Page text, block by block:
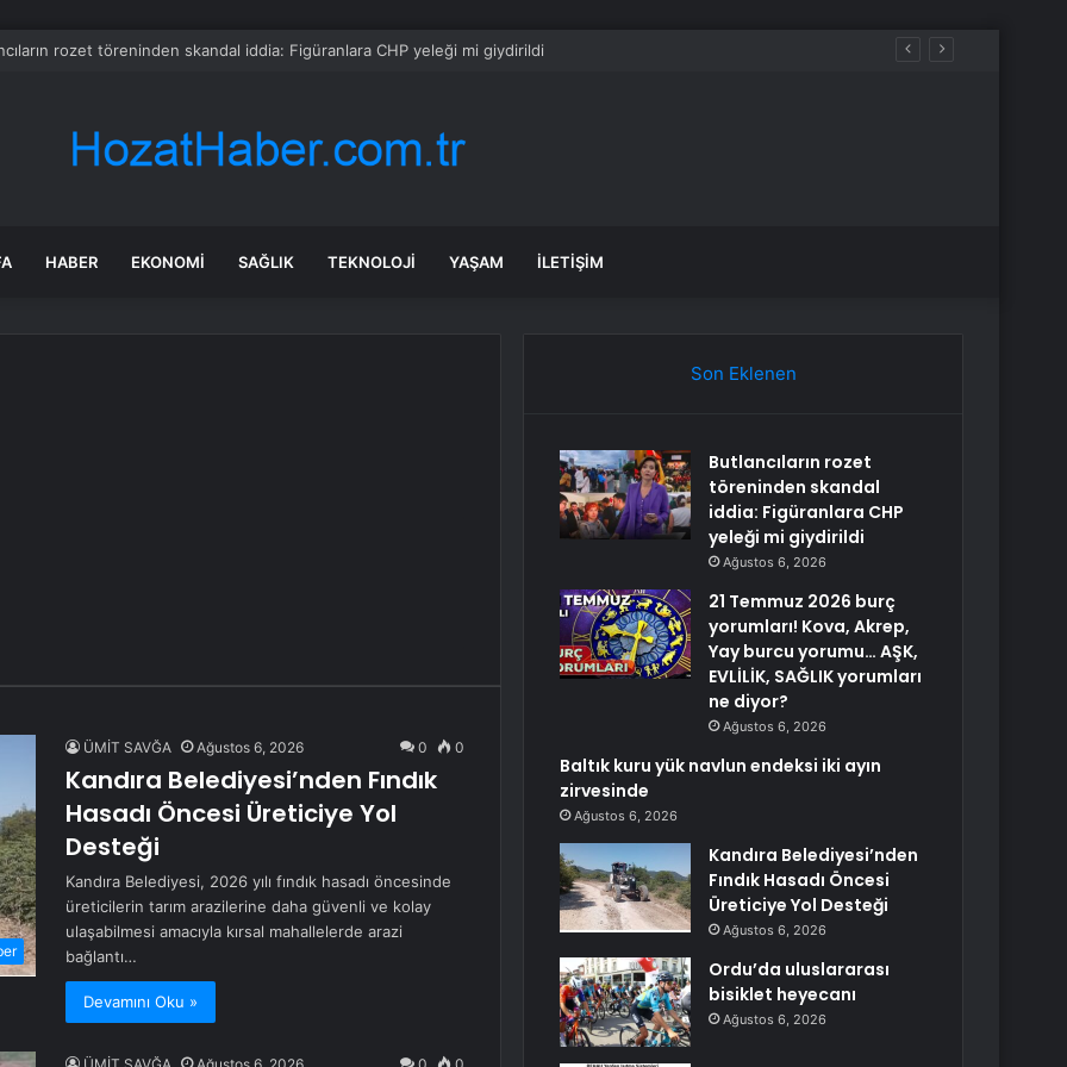
2026 burç yorumları! Kova, Akrep, Yay burcu yorumu… AŞK, EVLİLİK, SAĞLIK yorumları ne diyor?
HABER EKONOMI SAĞLIK TEKNOLOJI YAŞAM İLETIŞIM
ÜMİT SAVĞA Ağustos 6, 2026 0 0
Kandıra Belediyesi’nden Fındık
Hasadı Öncesi Üreticiye Yol
Desteği
Kandıra Belediyesi, 2026 yılı fındık hasadı öncesinde
üreticilerin tarım arazilerine daha güvenli ve kolay
ulaşabilmesi amacıyla kırsal mahallelerde arazi
bağlantı…
Devamını Oku »
Son Eklenen
Butlancıların rozet
töreninden skandal
iddia: Figüranlara CHP
yeleği mi giydirildi
Ağustos 6, 2026
21 Temmuz 2026 burç
yorumları! Kova, Akrep,
Yay burcu yorumu… AŞK,
EVLİLİK, SAĞLIK yorumları
ne diyor?
Ağustos 6, 2026
Baltık kuru yük navlun endeksi iki ayın
zirvesinde
Ağustos 6, 2026
Kandıra Belediyesi’nden
Fındık Hasadı Öncesi
Üreticiye Yol Desteği
Ağustos 6, 2026
Ordu’da uluslararası
bisiklet heyecanı
Ağustos 6, 2026